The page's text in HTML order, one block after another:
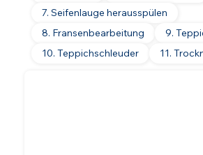
7. Seifenlauge herausspülen
8. Fransenbearbeitung
9.
10. Teppichschleuder
11.